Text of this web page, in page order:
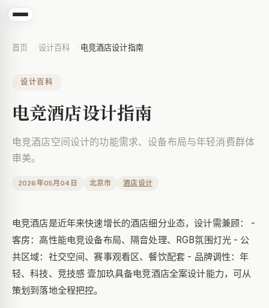
首页 设计百科 电竞酒店设计指南
设计百科
电竞酒店设计指南
电竞酒店空间设计的功能需求、设备布局与年轻消费群体
审美。
2026年05月04日 北京市 酒店设计
电竞酒店是近年来快速增长的酒店细分业态，设计需兼顾： -
客房：高性能电竞设备布局、隔音处理、RGB氛围灯光 - 公
共区域：社交空间、赛事观看区、餐饮配套 - 品牌调性：年
轻、科技、竞技感 壹加玖具备电竞酒店全案设计能力，可从
策划到落地全程把控。